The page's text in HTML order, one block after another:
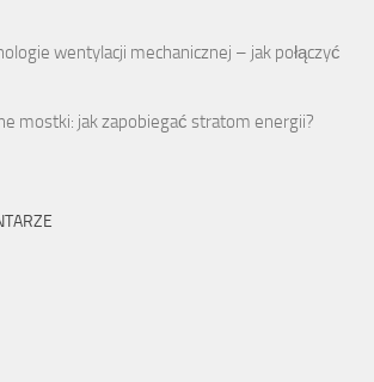
wentylacji mechanicznej – jak połączyć
mostki: jak zapobiegać stratom energii?